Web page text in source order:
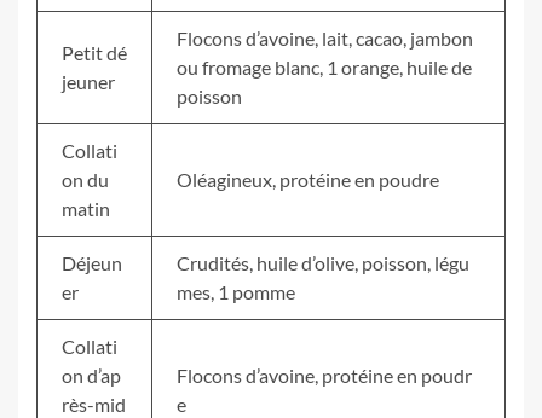
Petit dé
jeuner
Flocons d’avoine, lait, cacao, jambon
ou fromage blanc, 1 orange, huile de
poisson
Collati
on du
matin
Oléagineux, protéine en poudre
Déjeun
er
Crudités, huile d’olive, poisson, légu
mes, 1 pomme
Collati
on d’ap
rès-mid
Flocons d’avoine, protéine en poudr
e